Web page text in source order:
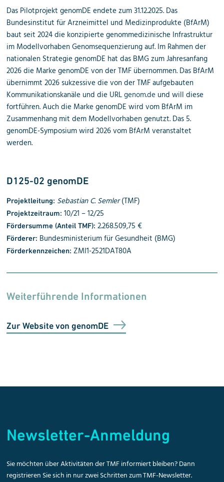
Das Pilotprojekt genomDE endete zum 31.12.2025. Das
Bundesinstitut für Arzneimittel und Medizinprodukte (BfArM)
baut seit 2024 die konzipierte genommedizinische Infrastruktur
im Modellvorhaben Genomsequenzierung auf. Im Rahmen der
nationalen Strategie genomDE hat das BMG zum Jahresanfang
2026 die Marke genomDE von der TMF übernommen. Das BfArM
übernimmt 2026 sukzessive die von der TMF aufgebauten
Kommunikationskanäle und die URLgenom.de und will diese
fortführen. Auch die Marke genomDE wird vom BfArM im
Zusammenhang mit dem Modellvorhaben genutzt. Das 5.
genomDE-Symposium wird 2026 vom BfArM veranstaltet
werden.
D125-02 genomDE
Projektleitung: Sebastian C. Semler(TMF)
Projektzeitraum:10/21 – 12/25
Fördersumme (Anteil TMF): 2.268.509,75 €
Förderer: Bundesministerium für Gesundheit (BMG)
Förderkennzeichen:ZMI1-2521DAT80A
Weiterführende Informationen
Zur Website von genomDE
Newsletter-Anmeldung
Sie möchten über Aktivitäten der TMF informiert bleiben? Dann
registrieren Sie sich in nur zwei Schritten zum TMF-Newsletter.